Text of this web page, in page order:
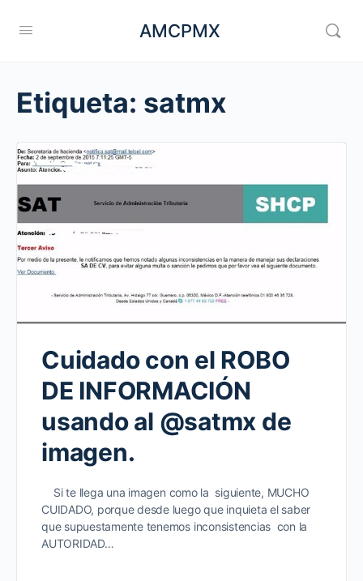
AMCPMX
Etiqueta: satmx
Cuidado con el ROBO
DE INFORMACIÓN
usando al @satmx de
imagen.
Si te llega una imagen como la siguiente, MUCHO
CUIDADO, porque desde luego que inquieta el saber
que supuestamente tenemos inconsistencias con la
AUTORIDAD…